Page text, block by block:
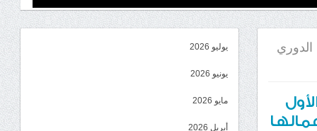
الدوري يوليو 2026
يونيو 2026
مايو 2026
أبريل 2026